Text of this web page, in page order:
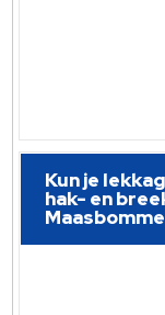
Kun je
hak- en